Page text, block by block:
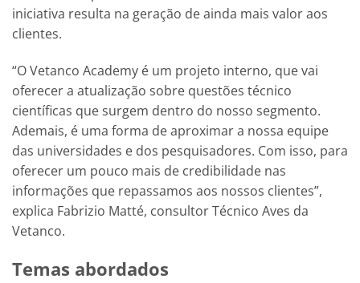
iniciativa resulta na geração de ainda mais valor aos
clientes.
“O Vetanco Academy é um projeto interno, que vai
oferecer a atualização sobre questões técnico
científicas que surgem dentro do nosso segmento.
Ademais, é uma forma de aproximar a nossa equipe
das universidades e dos pesquisadores. Com isso, para
oferecer um pouco mais de credibilidade nas
informações que repassamos aos nossos clientes”,
explica Fabrizio Matté, consultor Técnico Aves da
Vetanco.
Temas abordados